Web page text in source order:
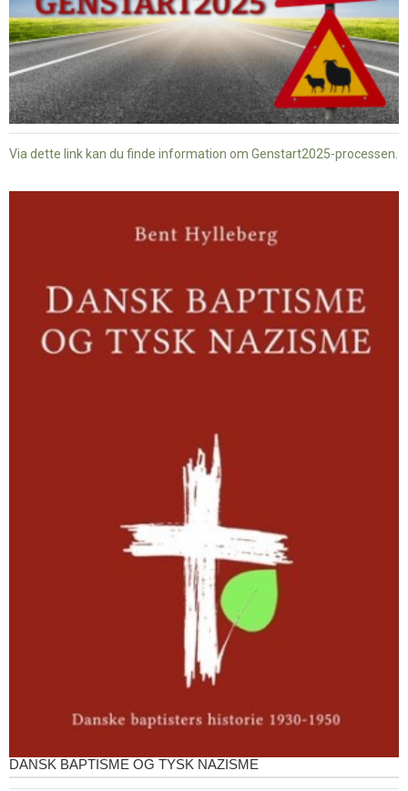
Via dette link kan du finde information om Genstart2025-processen.
DANSK BAPTISME OG TYSK NAZISME